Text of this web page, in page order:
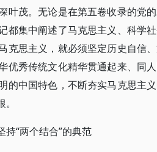
叶茂。无论是在第五卷收录的党
都集中阐述了马克思主义、科学
克思主义，就必须坚定历史自信
优秀传统文化精华贯通起来、同
的中国特色，不断夯实马克思主
“两个结合”的典范